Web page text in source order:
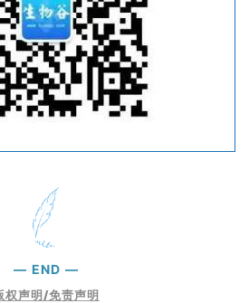
— END —
权声明/免责声明